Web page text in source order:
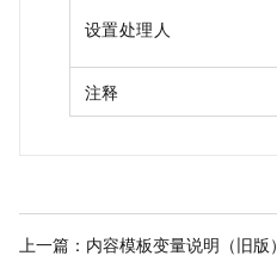
设置处理人
注释
上一篇： 内容模板变量说明（旧版）